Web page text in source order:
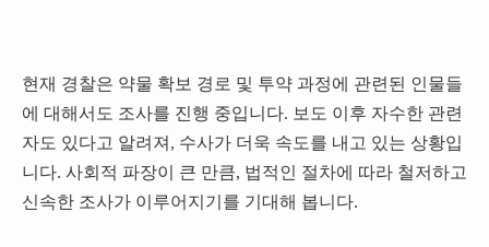
현재 경찰은 약물 확보 경로 및 투약 과정에 관련된 인물들
에 대해서도 조사를 진행 중입니다. 보도 이후 자수한 관련
자도 있다고 알려져, 수사가 더욱 속도를 내고 있는 상황입
니다. 사회적 파장이 큰 만큼, 법적인 절차에 따라 철저하고
신속한 조사가 이루어지기를 기대해 봅니다.